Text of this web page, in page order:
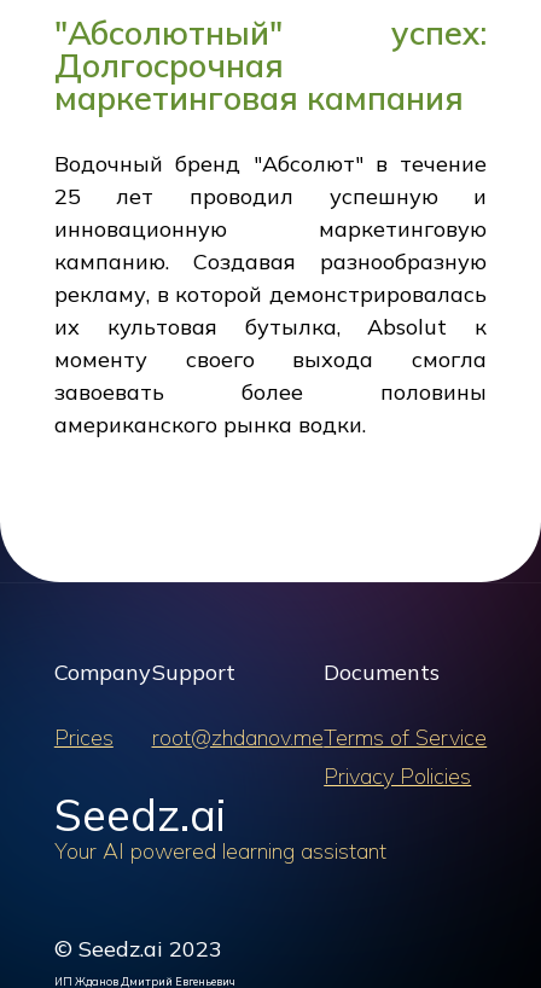
"Абсолютный" успех:
Долгосрочная
маркетинговая кампания
Водочный бренд "Абсолют" в течение
25 лет проводил успешную и
инновационную маркетинговую
кампанию. Создавая разнообразную
рекламу, в которой демонстрировалась
их культовая бутылка, Absolut к
моменту своего выхода смогла
завоевать более половины
американского рынка водки.
Company
Prices
Support
root@zhdanov.me
Documents
Terms of Service
Privacy Policies
Seedz.ai
Your AI powered learning assistant
© Seedz.ai 2023
ИП Жданов Дмитрий Евгеньевич